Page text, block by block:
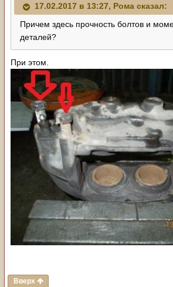
17.02.2017 в 13:27, Рома сказал:
Причем здесь прочность болтов и
деталей?
При этом.
Вверх